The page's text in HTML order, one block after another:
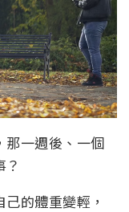
那一週後、一個
的體重變輕，